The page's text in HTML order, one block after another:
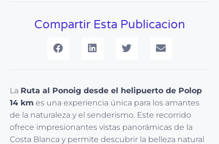
Compartir Esta Publicacion
La Ruta al Ponoig desde el helipuerto de Polop
14 km es una experiencia única para los amantes
de la naturaleza y el senderismo. Este recorrido
ofrece impresionantes vistas panorámicas de la
Costa Blanca y permite descubrir la belleza natural